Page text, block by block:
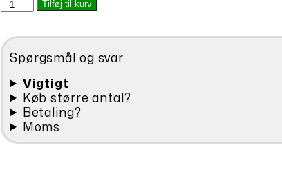
var:
Solsejl
medfølger.
antal
Tilføj til kurv
Spørgsmål og svar
Vigtigt
Køb større antal?
Betaling?
Moms